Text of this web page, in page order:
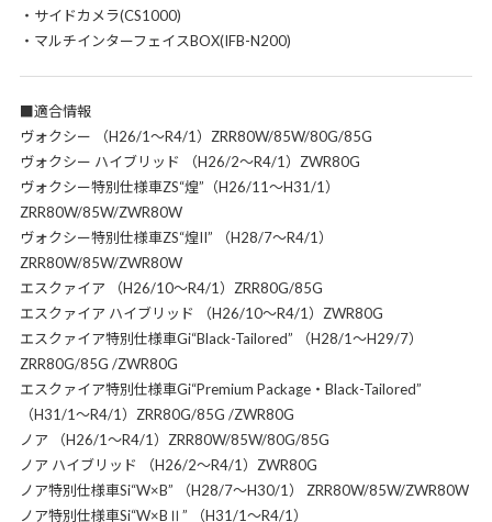
・サイドカメラ(CS1000)
・マルチインターフェイスBOX(IFB-N200)
■適合情報
ヴォクシー （H26/1～R4/1）ZRR80W/85W/80G/85G
ヴォクシー ハイブリッド （H26/2～R4/1）ZWR80G
ヴォクシー特別仕様車ZS“煌”（H26/11～H31/1）
ZRR80W/85W/ZWR80W
ヴォクシー特別仕様車ZS“煌II” （H28/7～R4/1）
ZRR80W/85W/ZWR80W
エスクァイア （H26/10～R4/1）ZRR80G/85G
エスクァイア ハイブリッド （H26/10～R4/1）ZWR80G
エスクァイア特別仕様車Gi“Black-Tailored” （H28/1～H29/7）
ZRR80G/85G /ZWR80G
エスクァイア特別仕様車Gi“Premium Package・Black-Tailored”
（H31/1～R4/1）ZRR80G/85G /ZWR80G
ノア （H26/1～R4/1）ZRR80W/85W/80G/85G
ノア ハイブリッド （H26/2～R4/1）ZWR80G
ノア特別仕様車Si“W×B” （H28/7～H30/1） ZRR80W/85W/ZWR80W
ノア特別仕様車Si“W×BⅡ” （H31/1～R4/1）